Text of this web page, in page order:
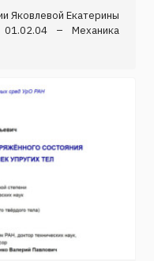
Яковлевой Екатерины
01.02.04 – Механика